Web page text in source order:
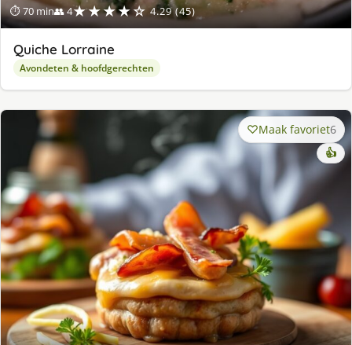
⏱ 70 min👥 4★★★★☆ 4.29 (45)
Quiche Lorraine
Avondeten & hoofdgerechten
Maak favoriet6
👍